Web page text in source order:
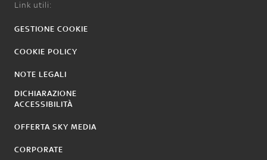
Link utili:
GESTIONE COOKIE
COOKIE POLICY
NOTE LEGALI
DICHIARAZIONE
ACCESSIBILITÀ
OFFERTA SKY MEDIA
CORPORATE